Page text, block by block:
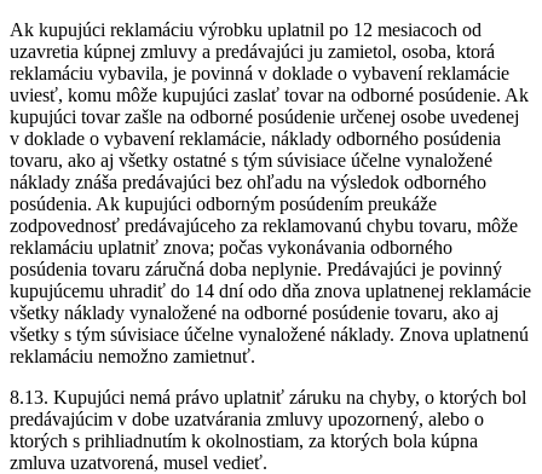
Ak kupujúci reklamáciu výrobku uplatnil po 12 mesiacoch od
uzavretia kúpnej zmluvy a predávajúci ju zamietol, osoba, ktorá
reklamáciu vybavila, je povinná v doklade o vybavení reklamácie
uviesť, komu môže kupujúci zaslať tovar na odborné posúdenie. Ak
kupujúci tovar zašle na odborné posúdenie určenej osobe uvedenej
v doklade o vybavení reklamácie, náklady odborného posúdenia
tovaru, ako aj všetky ostatné s tým súvisiace účelne vynaložené
náklady znáša predávajúci bez ohľadu na výsledok odborného
posúdenia. Ak kupujúci odborným posúdením preukáže
zodpovednosť predávajúceho za reklamovanú chybu tovaru, môže
reklamáciu uplatniť znova; počas vykonávania odborného
posúdenia tovaru záručná doba neplynie. Predávajúci je povinný
kupujúcemu uhradiť do 14 dní odo dňa znova uplatnenej reklamácie
všetky náklady vynaložené na odborné posúdenie tovaru, ako aj
všetky s tým súvisiace účelne vynaložené náklady. Znova uplatnenú
reklamáciu nemožno zamietnuť.
8.13. Kupujúci nemá právo uplatniť záruku na chyby, o ktorých bol
predávajúcim v dobe uzatvárania zmluvy upozornený, alebo o
ktorých s prihliadnutím k okolnostiam, za ktorých bola kúpna
zmluva uzatvorená, musel vedieť.